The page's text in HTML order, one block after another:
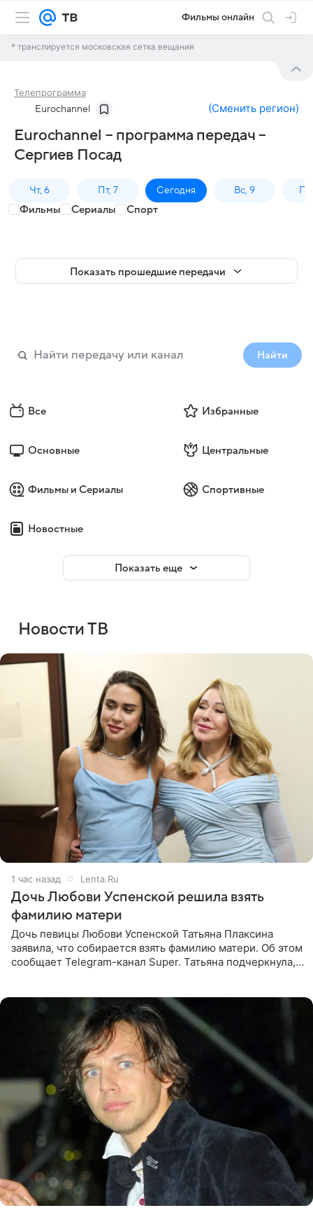
Фильмы онлайн
* транслируется московская сетка вещания
Телепрограмма
Eurochannel (Сменить регион)
Eurochannel – программа передач –
Сергиев Посад
Чт, 6 Пт, 7 Сегодня Вс, 9
Фильмы Сериалы Спорт
Показать прошедшие передачи
Найти
Все Избранные
Основные Центральные
Фильмы и Сериалы Спортивные
Новостные
Показать еще
Новости ТВ
1 час назад Lenta.Ru
Дочь Любови Успенской решила взять
фамилию матери
Дочь певицы Любови Успенской Татьяна Плаксина
заявила, что собирается взять фамилию матери. Об этом
сообщает Telegram-канал Super. Татьяна подчеркнула,